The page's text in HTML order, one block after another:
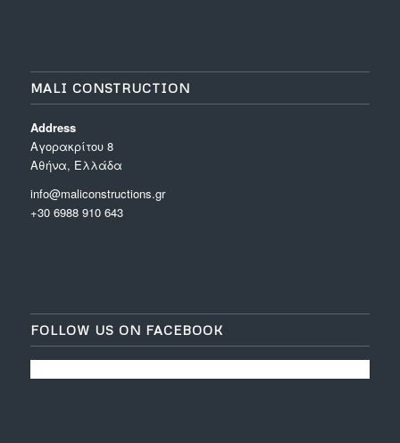
MALI CONSTRUCTION
Address
Aγορακρίτου 8
Αθήνα, Ελλάδα
info@maliconstructions.gr
+30 6988 910 643
FOLLOW US ON FACEBOOK